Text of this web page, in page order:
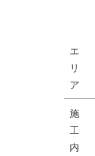
エ
リ
ア
施
工
内